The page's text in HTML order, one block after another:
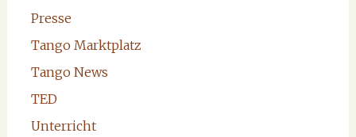
Presse
Tango Marktplatz
Tango News
TED
Unterricht